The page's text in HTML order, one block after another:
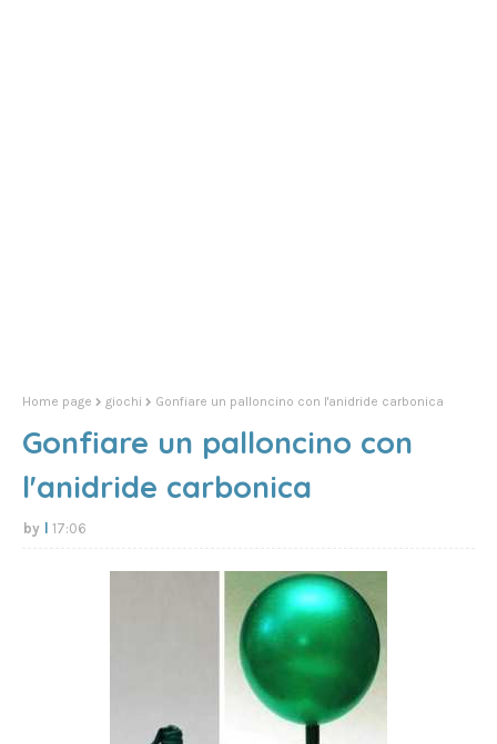
Home page giochi Gonfiare un palloncino con l'anidride carbonica
Gonfiare un palloncino con
l'anidride carbonica
17:06